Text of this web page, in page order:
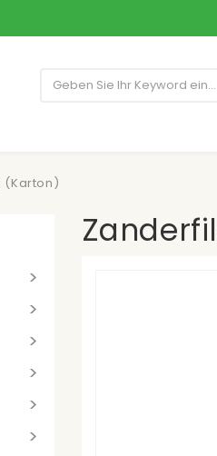
(Karton)